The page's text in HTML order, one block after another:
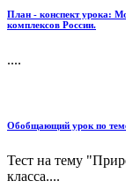
План - конспект урока:
комплексов России.
....
Обобщающий урок по
Тест на тему
класса....